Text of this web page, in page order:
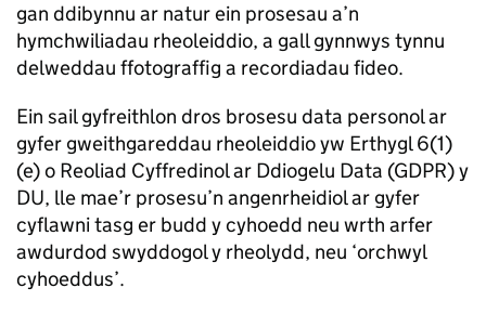
gan ddibynnu ar natur ein prosesau a’n
hymchwiliadau rheoleiddio, a gall gynnwys tynnu
delweddau ffotograffig a recordiadau fideo.
Ein sail gyfreithlon dros brosesu data personol ar
gyfer gweithgareddau rheoleiddio yw Erthygl 6(1)
(e) o Reoliad Cyffredinol ar Ddiogelu Data (GDPR) y
DU, lle mae’r prosesu’n angenrheidiol ar gyfer
cyflawni tasg er budd y cyhoedd neu wrth arfer
awdurdod swyddogol y rheolydd, neu ‘orchwyl
cyhoeddus’.